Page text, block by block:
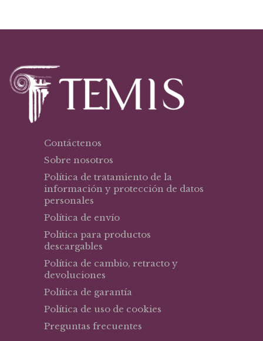
Contáctenos
Sobre nosotros
Política de tratamiento de la
información y protección de datos
personales
Política de envío
Política para productos
descargables
Política de cambio, retracto y
devoluciones
Política de garantía
Política de uso de cookies
Preguntas frecuentes